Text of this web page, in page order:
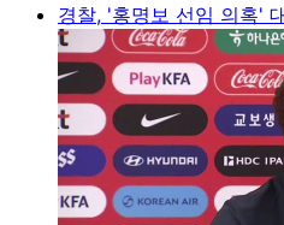
경찰, '홍명보 선임 의혹'